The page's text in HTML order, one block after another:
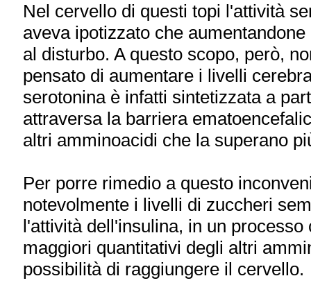
Nel cervello di questi topi l'attività
aveva ipotizzato che
al disturbo. A questo scopo, però,
pensato di aumentare i livelli
serotonina è infatti sintetizzata a
attraversa la barriera
altri amminoacidi che la superano
Per porre rimedio a questo
notevolmente i livelli di zuccheri
l'attività dell'insulina, in un
maggiori quantitativi degli altri
possibilità di raggiungere il cervello.